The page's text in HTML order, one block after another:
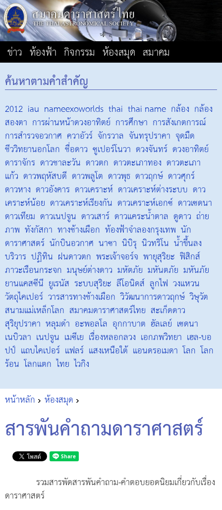
ข่าว ท้องฟ้า กิจกรรม ห้องสมุด สมาคม
ค้นหาตามคำสำคัญ
2012 iau nameexoworlds thai thai name กล้อง กล้อง
สองตา การผ่านหน้าดวงอาทิตย์ การศึกษา การสังเกตการณ์
การสำรวจอวกาศ ควาอัวร์ จักรวาล จันทรุปราคา จุดมืด
ชีววิทยานอกโลก ชื่อดาว ซูเปอร์โนวา ดวงจันทร์ ดวงอาทิตย์
ดาราจักร ดาวชาละวัน ดาวตก ดาวตะเภาทอง ดาวตะเภา
แก้ว ดาวพฤหัสบดี ดาวพลูโต ดาวพุธ ดาวฤกษ์ ดาวศุกร์
ดาวหาง ดาวอังคาร ดาวเคราะห์ ดาวเคราะห์ต่างระบบ ดาว
เคราะห์น้อย ดาวเคราะห์เรียงกัน ดาวเคราะห์เอกซ์ ดาวเซดนา
ดาวเทียม ดาวเนปจูน ดาวเสาร์ ดาวแคระน้ำตาล ดูดาว ถ่าย
ภาพ ทังกัสกา ทางช้างเผือก ท้องฟ้าจำลองกรุงเทพ นัก
ดาราศาสตร์ นักบินอวกาศ นาซา นิบิรุ นิวทริโน น้ำขึ้นลง
บริวาร ปฏิทิน ฝนดาวตก พระเจ้าจอร์จ พายุสุริยะ ฟิสิกส์
ภาวะเรือนกระจก มนุษย์ต่างดาว มหัตภัย มหันตภัย มหันภัย
ยานแคสซีนี ยูเรนัส ระบบสุริยะ ลีโอนิดส์ ลูกไฟ วงแหวน
วัตถุไคเปอร์ วารสารทางช้างเผือก วิวัฒนาการดาวฤกษ์ วิษุวัต
สนามแม่เหล็กโลก สมาคมดาราศาสตร์ไทย สะเก็ดดาว
สุริยุปราคา หลุมดำ อะพอลโล อุกกาบาต ฮัลเลย์ เซดนา
เนบิวลา เนปจูน เมซีเย เรื่องหลอกลวง เอกภพวิทยา เฮล-บอ
ปป์ แถบไคเปอร์ แฟลร์ แสงเหนือใต้ แอนดรอเมดา โลก โลก
ร้อน โลกแตก ไทย ไวกิง
หน้าหลัก ห้องสมุด
สารพันคำถามดาราศาสตร์
รวมสารพัดสารพันคำถาม-คำตอบยอดนิยมเกี่ยวกับเรื่อง
ดาราศาสตร์